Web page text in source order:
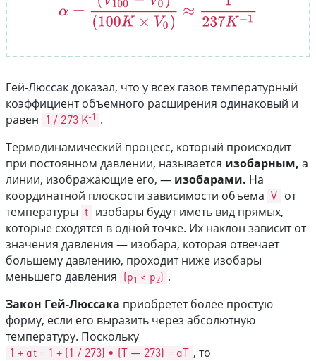
Гей-Люссак доказал, что у всех газов температурный
коэффициент объемного расширения одинаковый и
равен 1 / 273 K-1 .
Термодинамический процесс, который происходит
при постоянном давлении, называется изобарным, а
линии, изображающие его, — изобарами. На
координатной плоскости зависимости объема V от
температуры t изобары будут иметь вид прямых,
которые сходятся в одной точке. Их наклон зависит от
значения давления — изобара, которая отвечает
большему давлению, проходит ниже изобары
меньшего давления (p1 < p2) .
Закон Гей-Люссака приобретет более простую
форму, если его выразить через абсолютную
температуру. Поскольку
1 + αt = 1 + (1 / 273) • (T — 273) = αТ , то